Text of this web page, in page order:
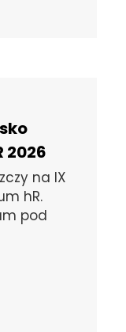
2026
na IX
hR.
pod